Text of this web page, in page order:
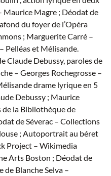
Magre ; Déodat de
du foyer de l’Opéra
; Marguerite Carré –
Pelléas et Mélisande.
Claude Debussy, paroles de
– Georges Rochegrosse –
drame lyrique en 5
Debussy ; Maurice
la Bibliothèque de
de Séverac – Collections
; Autoportrait au béret
Project – Wikimedia
Arts Boston ; Déodat de
de Blanche Selva –